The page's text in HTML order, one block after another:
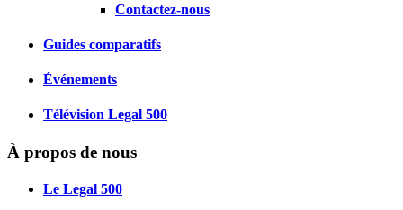
Contactez-nous
Guides comparatifs
Événements
Télévision Legal 500
À propos de nous
Le Legal 500